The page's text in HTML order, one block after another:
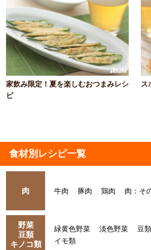
家飲み限定！夏を楽しむおつまみレシ
ピ
ス
食材別レシピ一覧
肉 牛肉 豚肉 鶏肉 肉：そ
野菜
豆類
キノコ類
緑黄色野菜 淡色野菜 豆
イモ類